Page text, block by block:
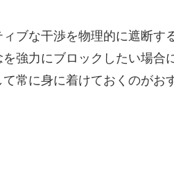
ブな干渉を物理的に遮断す
強力にブロックしたい場合
常に身に着けておくのがお